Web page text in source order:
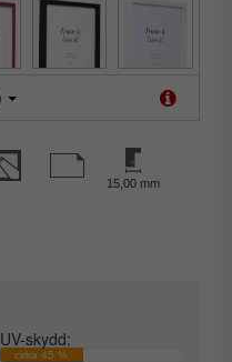
15,00 mm
UV-skydd:
cirka 45 %